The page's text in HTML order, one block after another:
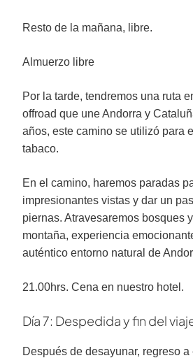
Resto de la mañana, libre.
Almuerzo libre
Por la tarde, tendremos una ruta
offroad que une Andorra y
años, este camino se utilizó para
tabaco.
En el camino, haremos paradas
impresionantes vistas y dar un
piernas. Atravesaremos bosques
montaña, experiencia
auténtico entorno natural de
21.00hrs. Cena en nuestro hotel.
Día 7: Despedida y fin del
Después de desayunar, regreso